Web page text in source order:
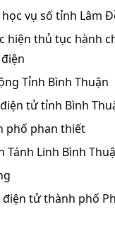
về việc In bìa hồ sơ
về việc cung cấp
buộc năm 2026"
về việc cung cấp
quang phổ máy xét
(LAMP-ASSY)
về việc cung cấp
vụ số tỉnh Lâm
hiện thủ tục hành
Tỉnh Bình Thuận
tử tỉnh Bình
phố phan thiết
Tánh Linh Bình
tử thành phố